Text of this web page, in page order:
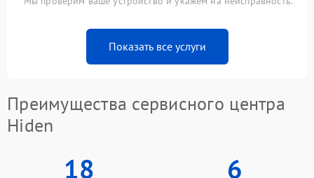
Показать все услуги
Преимущества сервисного центра
Hiden
18 6